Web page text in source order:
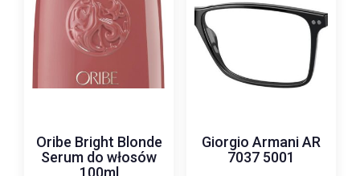
Oribe Bright Blonde
Serum do włosów
100ml
Giorgio Armani AR
7037 5001